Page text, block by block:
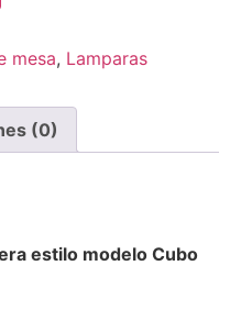
mesa, Lamparas
(0)
estilo modelo Cubo